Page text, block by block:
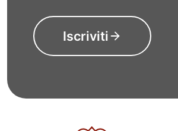
Iscriviti